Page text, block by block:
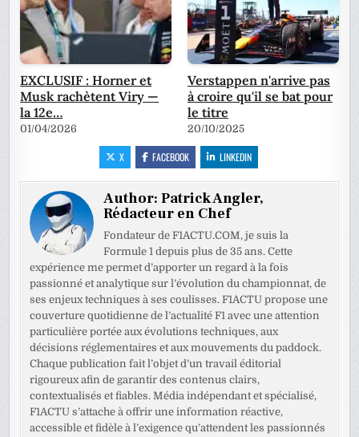
EXCLUSIF : Horner et
Musk rachètent Viry —
la 12e…
01/04/2026
Verstappen n'arrive pas
à croire qu'il se bat pour
le titre
20/10/2025
X FACEBOOK LINKEDIN
Author:Patrick Angler,
Rédacteur en Chef
Fondateur de F1ACTU.COM, je suis la
Formule 1 depuis plus de 35 ans. Cette
expérience me permet d’apporter un regard à la fois
passionné et analytique sur l’évolution du championnat, de
ses enjeux techniques à ses coulisses. F1ACTU propose une
couverture quotidienne de l’actualité F1 avec une attention
particulière portée aux évolutions techniques, aux
décisions réglementaires et aux mouvements du paddock.
Chaque publication fait l’objet d’un travail éditorial
rigoureux afin de garantir des contenus clairs,
contextualisés et fiables. Média indépendant et spécialisé,
F1ACTU s’attache à offrir une information réactive,
accessible et fidèle à l’exigence qu’attendent les passionnés